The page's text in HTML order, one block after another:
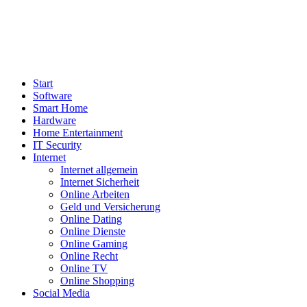
Start
Software
Smart Home
Hardware
Home Entertainment
IT Security
Internet
Internet allgemein
Internet Sicherheit
Online Arbeiten
Geld und Versicherung
Online Dating
Online Dienste
Online Gaming
Online Recht
Online TV
Online Shopping
Social Media